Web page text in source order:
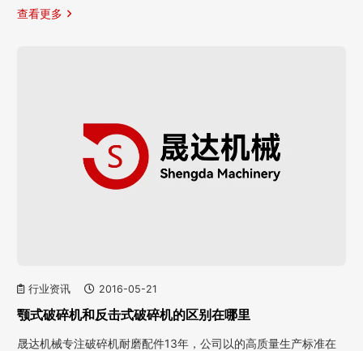
查看更多
行业资讯 2016-05-21
颚式破碎机和反击式破碎机的区别在哪里
晟达机械专注破碎机耐磨配件13年，公司以的高质量生产标准在